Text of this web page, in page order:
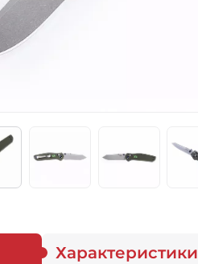
Характеристики